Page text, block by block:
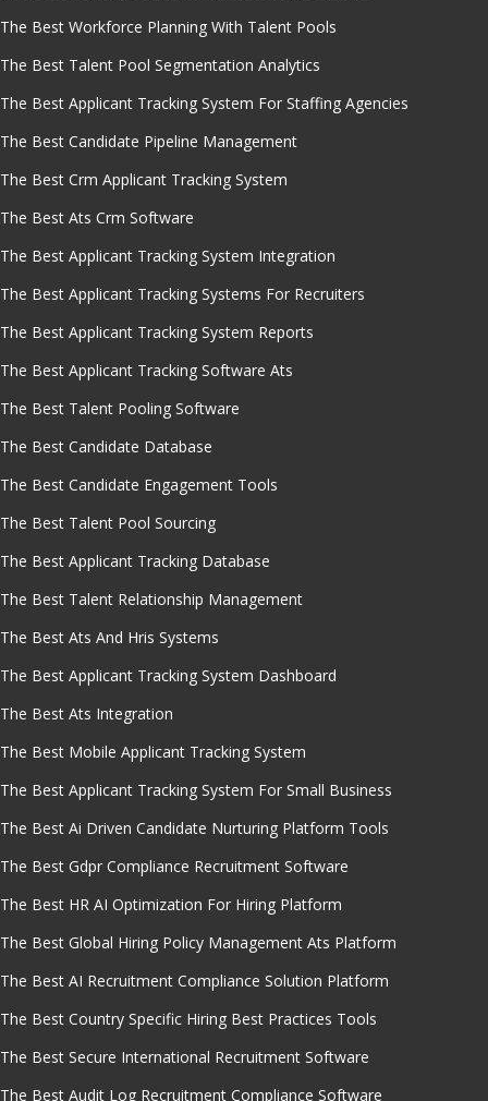
The Best Workforce Planning With Talent Pools
The Best Talent Pool Segmentation Analytics
The Best Applicant Tracking System For Staffing Agencies
The Best Candidate Pipeline Management
The Best Crm Applicant Tracking System
The Best Ats Crm Software
The Best Applicant Tracking System Integration
The Best Applicant Tracking Systems For Recruiters
The Best Applicant Tracking System Reports
The Best Applicant Tracking Software Ats
The Best Talent Pooling Software
The Best Candidate Database
The Best Candidate Engagement Tools
The Best Talent Pool Sourcing
The Best Applicant Tracking Database
The Best Talent Relationship Management
The Best Ats And Hris Systems
The Best Applicant Tracking System Dashboard
The Best Ats Integration
The Best Mobile Applicant Tracking System
The Best Applicant Tracking System For Small Business
The Best Ai Driven Candidate Nurturing Platform Tools
The Best Gdpr Compliance Recruitment Software
The Best HR AI Optimization For Hiring Platform
The Best Global Hiring Policy Management Ats Platform
The Best AI Recruitment Compliance Solution Platform
The Best Country Specific Hiring Best Practices Tools
The Best Secure International Recruitment Software
The Best Audit Log Recruitment Compliance Software